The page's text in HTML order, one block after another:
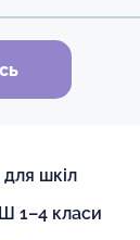
шкіл
1–4 класи